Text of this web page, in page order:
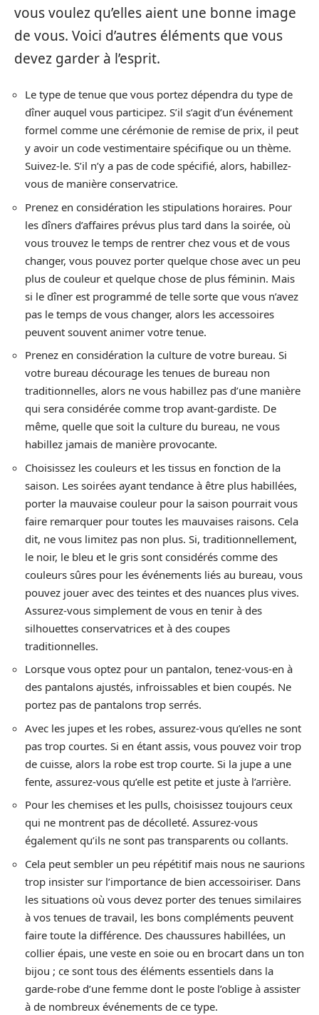
vous voulez qu’elles aient une bonne image
de vous. Voici d’autres éléments que vous
devez garder à l’esprit.
Le type de tenue que vous portez dépendra du type de
dîner auquel vous participez. S’il s’agit d’un événement
formel comme une cérémonie de remise de prix, il peut
y avoir un code vestimentaire spécifique ou un thème.
Suivez-le. S’il n’y a pas de code spécifié, alors, habillez-
vous de manière conservatrice.
Prenez en considération les stipulations horaires. Pour
les dîners d’affaires prévus plus tard dans la soirée, où
vous trouvez le temps de rentrer chez vous et de vous
changer, vous pouvez porter quelque chose avec un peu
plus de couleur et quelque chose de plus féminin. Mais
si le dîner est programmé de telle sorte que vous n’avez
pas le temps de vous changer, alors les accessoires
peuvent souvent animer votre tenue.
Prenez en considération la culture de votre bureau. Si
votre bureau décourage les tenues de bureau non
traditionnelles, alors ne vous habillez pas d’une manière
qui sera considérée comme trop avant-gardiste. De
même, quelle que soit la culture du bureau, ne vous
habillez jamais de manière provocante.
Choisissez les couleurs et les tissus en fonction de la
saison. Les soirées ayant tendance à être plus habillées,
porter la mauvaise couleur pour la saison pourrait vous
faire remarquer pour toutes les mauvaises raisons. Cela
dit, ne vous limitez pas non plus. Si, traditionnellement,
le noir, le bleu et le gris sont considérés comme des
couleurs sûres pour les événements liés au bureau, vous
pouvez jouer avec des teintes et des nuances plus vives.
Assurez-vous simplement de vous en tenir à des
silhouettes conservatrices et à des coupes
traditionnelles.
Lorsque vous optez pour un pantalon, tenez-vous-en à
des pantalons ajustés, infroissables et bien coupés. Ne
portez pas de pantalons trop serrés.
Avec les jupes et les robes, assurez-vous qu’elles ne sont
pas trop courtes. Si en étant assis, vous pouvez voir trop
de cuisse, alors la robe est trop courte. Si la jupe a une
fente, assurez-vous qu’elle est petite et juste à l’arrière.
Pour les chemises et les pulls, choisissez toujours ceux
qui ne montrent pas de décolleté. Assurez-vous
également qu’ils ne sont pas transparents ou collants.
Cela peut sembler un peu répétitif mais nous ne saurions
trop insister sur l’importance de bien accessoiriser. Dans
les situations où vous devez porter des tenues similaires
à vos tenues de travail, les bons compléments peuvent
faire toute la différence. Des chaussures habillées, un
collier épais, une veste en soie ou en brocart dans un ton
bijou ; ce sont tous des éléments essentiels dans la
garde-robe d’une femme dont le poste l’oblige à assister
à de nombreux événements de ce type.